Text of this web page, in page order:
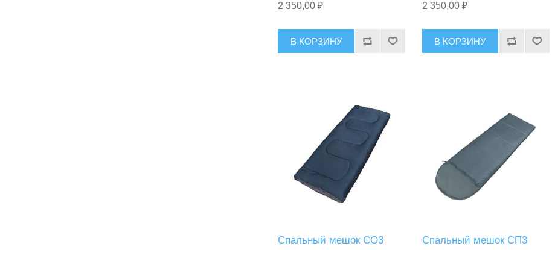
2 350,00 ₽
В КОРЗИНУ
2 350,00 ₽
В КОРЗИНУ
Спальный мешок СО3 Спальный мешок СП3